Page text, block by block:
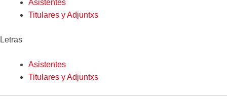
Asistentes
Titulares y Adjuntxs
Letras
Asistentes
Titulares y Adjuntxs